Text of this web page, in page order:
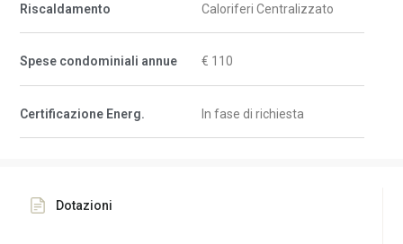
Riscaldamento Caloriferi Centralizzato
Spese condominiali annue € 110
Certificazione Energ. In fase di richiesta
Dotazioni